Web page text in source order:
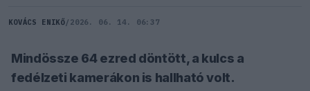
KOVÁCS ENIKŐ/ 2026. 06. 14. 06:37
Mindössze 64 ezred döntött, a kulcs a
fedélzeti kamerákon is hallható volt.